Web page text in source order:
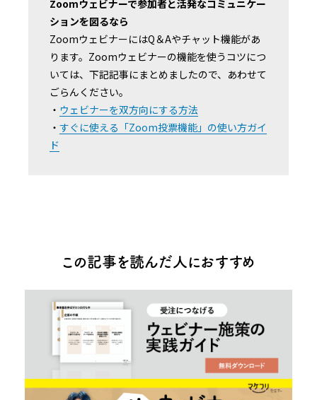
Zoomウェビナーで参加者と活発なコミュニケー
ションを図るなら
ZoomウェビナーにはQ＆Aやチャット機能があ
ります。Zoomウェビナーの機能を使うコツにつ
いては、下記記事にまとめましたので、あわせて
ごらんください。
・ ウェビナーを双方向にする方法
・ すぐに使える「Zoom投票機能」の使い方ガイ
ド
この記事を読んだ人におすすめ